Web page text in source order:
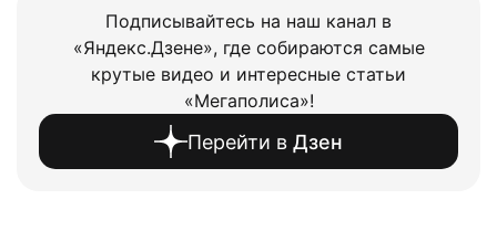
Подписывайтесь на наш канал в
«Яндекс.Дзене», где собираются самые
крутые видео и интересные статьи
«Мегаполиса»!
Перейти в Дзен